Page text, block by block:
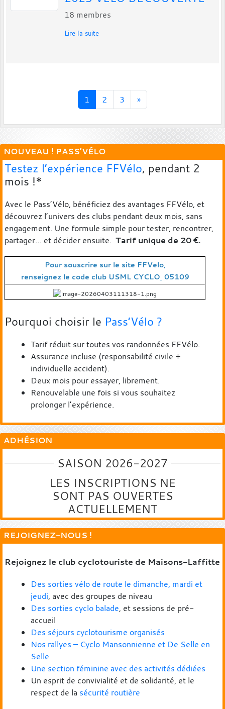
18 membres
Lire la suite
1 2 3 »
NOUVEAU ! PASS’VÉLO
Testez l’expérience FFVélo, pendant 2
mois !*
Avec le Pass’Vélo, bénéficiez des avantages FFVélo, et
découvrez l’univers des clubs pendant deux mois, sans
engagement. Une formule simple pour tester, rencontrer,
partager… et décider ensuite. Tarif unique de 20 €.
Pour souscrire sur le site FFVelo,
renseignez le code club USML CYCLO 05109
Pourquoi choisir le Pass’Vélo ?
Tarif réduit sur toutes vos randonnées FFVélo.
Assurance incluse (responsabilité civile +
individuelle accident).
Deux mois pour essayer, librement.
Renouvelable une fois si vous souhaitez
prolonger l’expérience.
ADHÉSION
SAISON 2026-2027
LES INSCRIPTIONS NE
SONT PAS OUVERTES
ACTUELLEMENT
REJOIGNEZ-NOUS !
Rejoignez le club cyclotouriste de Maisons-Laffitte
Des sorties vélo de route le dimanche, mardi et
jeudi, avec des groupes de niveau
Des sorties cyclo balade, et sessions de pré-
accueil
Des séjours cyclotourisme organisés
Nos rallyes – Cyclo Mansonnienne et De Selle en
Selle
Une section féminine avec des activités dédiées
Un esprit de convivialité et de solidarité, et le
respect de la sécurité routière